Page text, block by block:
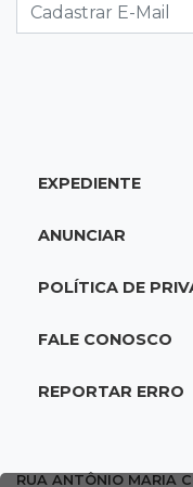
com salários de
18:15Nubank
rodada do
17:58Gratuitas
empatam pelo
EXPEDIENTE
ANUNCIAR
POLÍTICA DE
FALE CONOSCO
REPORTAR ERRO
RUA ANTÔNIO MARIA